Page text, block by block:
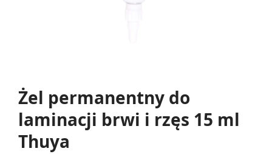
Żel permanentny do
laminacji brwi i rzęs 15 ml
Thuya